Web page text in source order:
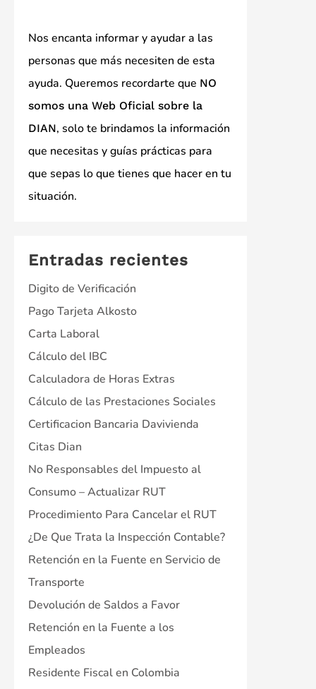
Nos encanta informar y ayudar a las
personas que más necesiten de esta
ayuda. Queremos recordarte que NO
somos una Web Oficial sobre la
DIAN, solo te brindamos la información
que necesitas y guías prácticas para
que sepas lo que tienes que hacer en tu
situación.
Entradas recientes
Digito de Verificación
Pago Tarjeta Alkosto
Carta Laboral
Cálculo del IBC
Calculadora de Horas Extras
Cálculo de las Prestaciones Sociales
Certificacion Bancaria Davivienda
Citas Dian
No Responsables del Impuesto al
Consumo – Actualizar RUT
Procedimiento Para Cancelar el RUT
¿De Que Trata la Inspección Contable?
Retención en la Fuente en Servicio de
Transporte
Devolución de Saldos a Favor
Retención en la Fuente a los
Empleados
Residente Fiscal en Colombia